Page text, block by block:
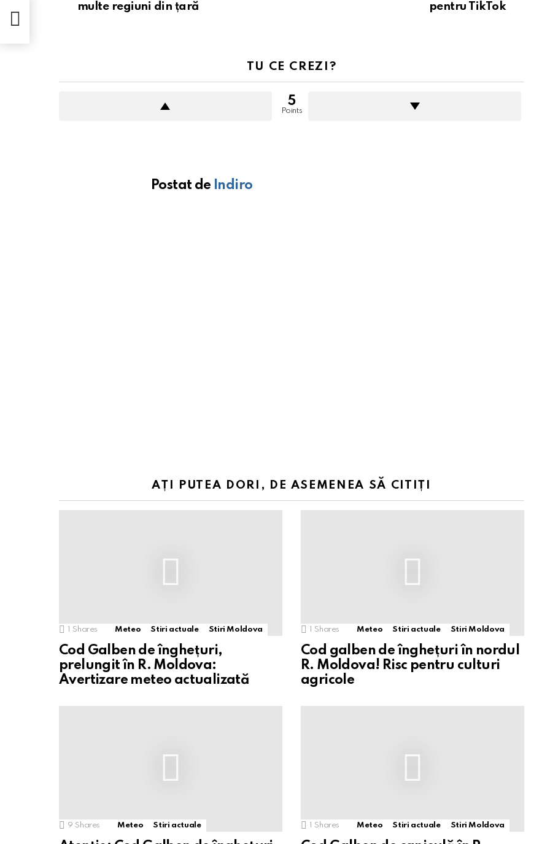
multe regiuni din țară
pentru TikTok
TU CE CREZI?
5
Points
Postat de Indiro
AȚI PUTEA DORI, DE ASEMENEA SĂ CITIȚI
1 Shares Meteo Stiri actuale Stiri Moldova
Cod Galben de înghețuri,
prelungit în R. Moldova:
Avertizare meteo actualizată
1 Shares Meteo Stiri actuale Stiri Moldova
Cod galben de înghețuri în nordul
R. Moldova! Risc pentru culturi
agricole
9 Shares Meteo Stiri actuale 1 Shares Meteo Stiri actuale Stiri Moldova